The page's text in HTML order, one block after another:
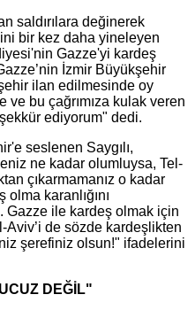
saldırılara değinerek
bir kez daha yineleyen
Gazze'yi kardeş
İzmir Büyükşehir
ilan edilmesinde oy
bu çağrımıza kulak veren
ediyorum" dedi.
seslenen Saygılı,
ne kadar olumluysa, Tel-
çıkarmamanız o kadar
karanlığını
Gazze ile kardeş olmak için
de sözde kardeşlikten
şerefiniz olsun!" ifadelerini
DEĞİL"